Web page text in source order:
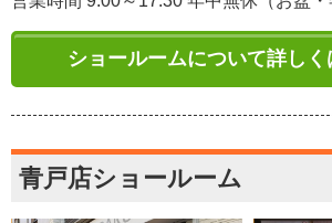
ショールームについて詳しく
青戸店ショールーム